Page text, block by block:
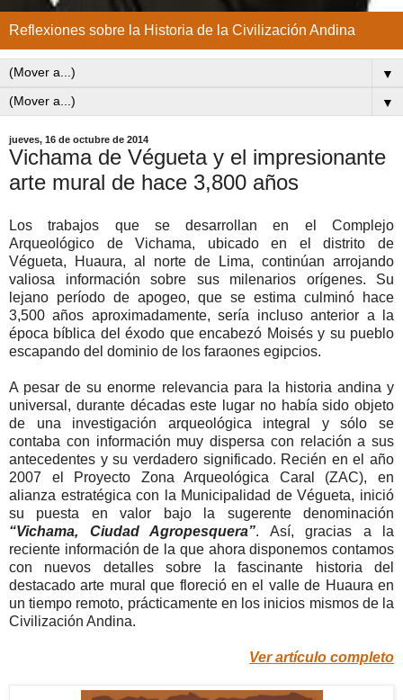
Reflexiones sobre la Historia de la Civilización Andina
▼
▼
jueves, 16 de octubre de 2014
Vichama de Végueta y el impresionante
arte mural de hace 3,800 años
Los trabajos que se desarrollan en el Complejo
Arqueológico de Vichama, ubicado en el distrito de
Végueta, Huaura, al norte de Lima, continúan arrojando
valiosa información sobre sus milenarios orígenes. Su
lejano período de apogeo, que se estima culminó hace
3,500 años aproximadamente, sería incluso anterior a la
época bíblica del éxodo que encabezó Moisés y su pueblo
escapando del dominio de los faraones egipcios.
A pesar de su enorme relevancia para la historia andina y
universal, durante décadas este lugar no había sido objeto
de una investigación arqueológica integral y sólo se
contaba con información muy dispersa con relación a sus
antecedentes y su verdadero significado. Recién en el año
2007 el Proyecto Zona Arqueológica Caral (ZAC), en
alianza estratégica con la Municipalidad de Végueta, inició
su puesta en valor bajo la sugerente denominación
“Vichama, Ciudad Agropesquera”. Así, gracias a la
reciente información de la que ahora disponemos contamos
con nuevos detalles sobre la fascinante historia del
destacado arte mural que floreció en el valle de Huaura en
un tiempo remoto, prácticamente en los inicios mismos de la
Civilización Andina.
Ver artículo completo